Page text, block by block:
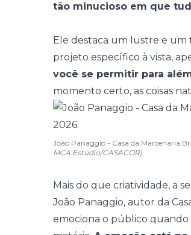
tão minucioso em que
Ele destaca um lustre e
projeto específico à vista,
você se permitir para
momento certo, as coisas
João Panaggio - Casa da Marcenaria
MCA Estúdio/CASACOR)
Mais do que criatividade, a
João Panaggio, autor da
emociona o público quando